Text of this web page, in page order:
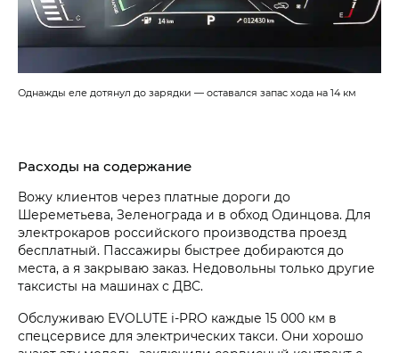
Однажды еле дотянул до зарядки — оставался запас хода на 14 км
Расходы на содержание
Вожу клиентов через платные дороги до
Шереметьева, Зеленограда и в обход Одинцова. Для
электрокаров российского производства проезд
бесплатный. Пассажиры быстрее добираются до
места, а я закрываю заказ. Недовольны только другие
таксисты на машинах с ДВС.
Обслуживаю EVOLUTE i‑PRO каждые 15 000 км в
спецсервисе для электрических такси. Они хорошо